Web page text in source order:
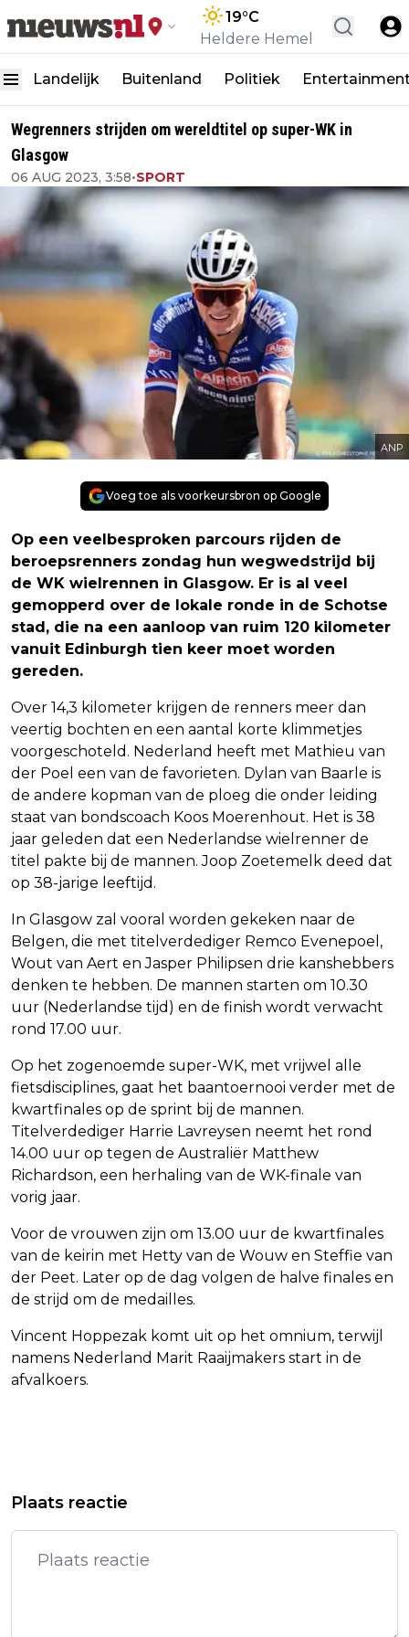
19°C
Heldere Hemel
Landelijk Buitenland Politiek
Wegrenners strijden om wereldtitel op super-WK in
Glasgow
06 AUG 2023, 3:58•SPORT
ANP
Voeg toe als voorkeursbron op Google
Op een veelbesproken parcours rijden de
beroepsrenners zondag hun wegwedstrijd bij
de WK wielrennen in Glasgow. Er is al veel
gemopperd over de lokale ronde in de Schotse
stad, die na een aanloop van ruim 120 kilometer
vanuit Edinburgh tien keer moet worden
gereden.
Over 14,3 kilometer krijgen de renners meer dan
veertig bochten en een aantal korte klimmetjes
voorgeschoteld. Nederland heeft met Mathieu van
der Poel een van de favorieten. Dylan van Baarle is
de andere kopman van de ploeg die onder leiding
staat van bondscoach Koos Moerenhout. Het is 38
jaar geleden dat een Nederlandse wielrenner de
titel pakte bij de mannen. Joop Zoetemelk deed dat
op 38-jarige leeftijd.
In Glasgow zal vooral worden gekeken naar de
Belgen, die met titelverdediger Remco Evenepoel,
Wout van Aert en Jasper Philipsen drie kanshebbers
denken te hebben. De mannen starten om 10.30
uur (Nederlandse tijd) en de finish wordt verwacht
rond 17.00 uur.
Op het zogenoemde super-WK, met vrijwel alle
fietsdisciplines, gaat het baantoernooi verder met de
kwartfinales op de sprint bij de mannen.
Titelverdediger Harrie Lavreysen neemt het rond
14.00 uur op tegen de Australiër Matthew
Richardson, een herhaling van de WK-finale van
vorig jaar.
Voor de vrouwen zijn om 13.00 uur de kwartfinales
van de keirin met Hetty van de Wouw en Steffie van
der Peet. Later op de dag volgen de halve finales en
de strijd om de medailles.
Vincent Hoppezak komt uit op het omnium, terwijl
namens Nederland Marit Raaijmakers start in de
afvalkoers.
HOOGEVEEN
BOEKENMARKT DEVENTER WEER
ZOALS VOOR CORONAPERIODE
Plaats reactie